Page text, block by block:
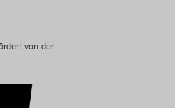
Impressum
von der